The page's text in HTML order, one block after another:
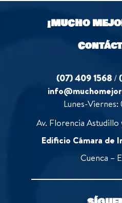
¡MUCHO
(07) 409 1568 /
Lunes-
Av. Florencia
Edificio Cámara de
Cuenca –